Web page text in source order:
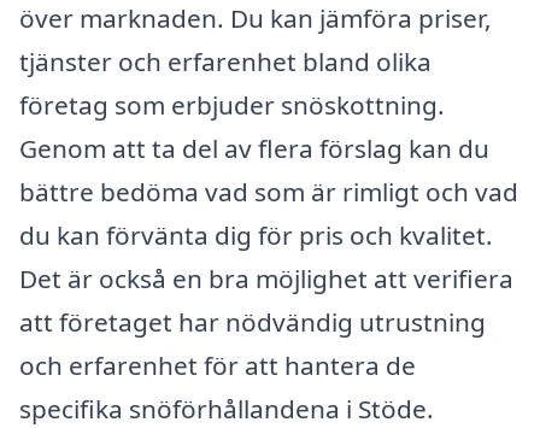
över marknaden. Du kan jämföra priser,
tjänster och erfarenhet bland olika
företag som erbjuder snöskottning.
Genom att ta del av flera förslag kan du
bättre bedöma vad som är rimligt och vad
du kan förvänta dig för pris och kvalitet.
Det är också en bra möjlighet att verifiera
att företaget har nödvändig utrustning
och erfarenhet för att hantera de
specifika snöförhållandena i Stöde.